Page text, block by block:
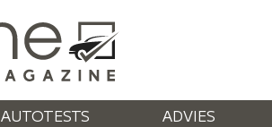
AUTOTESTS ADVIES